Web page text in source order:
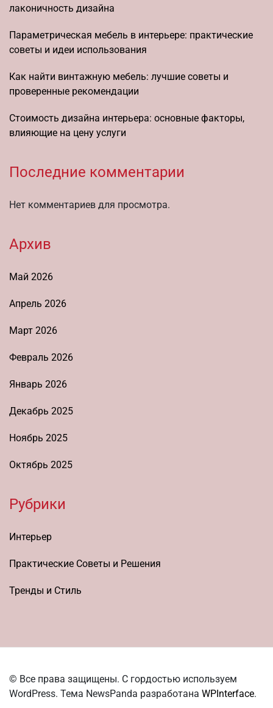
лаконичность дизайна
Параметрическая мебель в интерьере: практические
советы и идеи использования
Как найти винтажную мебель: лучшие советы и
проверенные рекомендации
Стоимость дизайна интерьера: основные факторы,
влияющие на цену услуги
Последние комментарии
Нет комментариев для просмотра.
Архив
Май 2026
Апрель 2026
Март 2026
Февраль 2026
Январь 2026
Декабрь 2025
Ноябрь 2025
Октябрь 2025
Рубрики
Интерьер
Практические Советы и Решения
Тренды и Стиль
© Все права защищены. С гордостью используем
WordPress. Тема NewsPanda разработана WPInterface.